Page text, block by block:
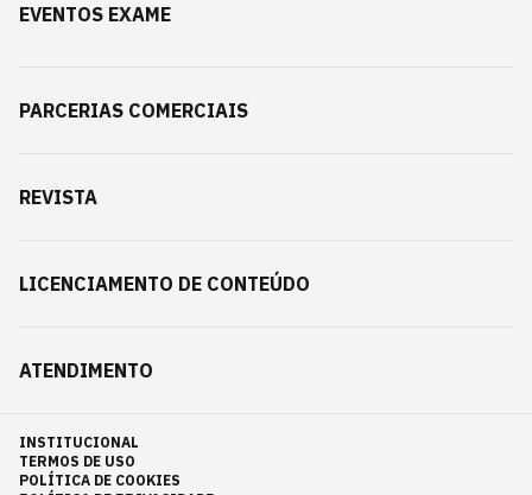
EVENTOS EXAME
PARCERIAS COMERCIAIS
REVISTA
LICENCIAMENTO DE CONTEÚDO
ATENDIMENTO
INSTITUCIONAL
TERMOS DE USO
POLÍTICA DE COOKIES